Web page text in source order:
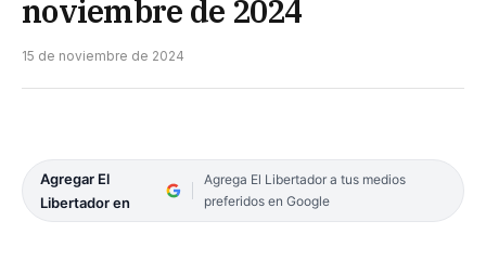
noviembre de 2024
15 de noviembre de 2024
Agregar El
Libertador en
Agrega El Libertador a tus medios
preferidos en Google